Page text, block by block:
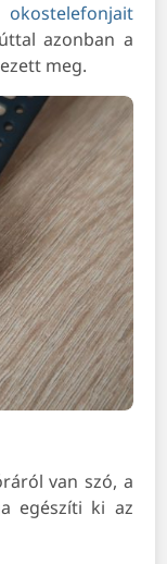
azonban a
meg.
van szó, a
egészíti ki az